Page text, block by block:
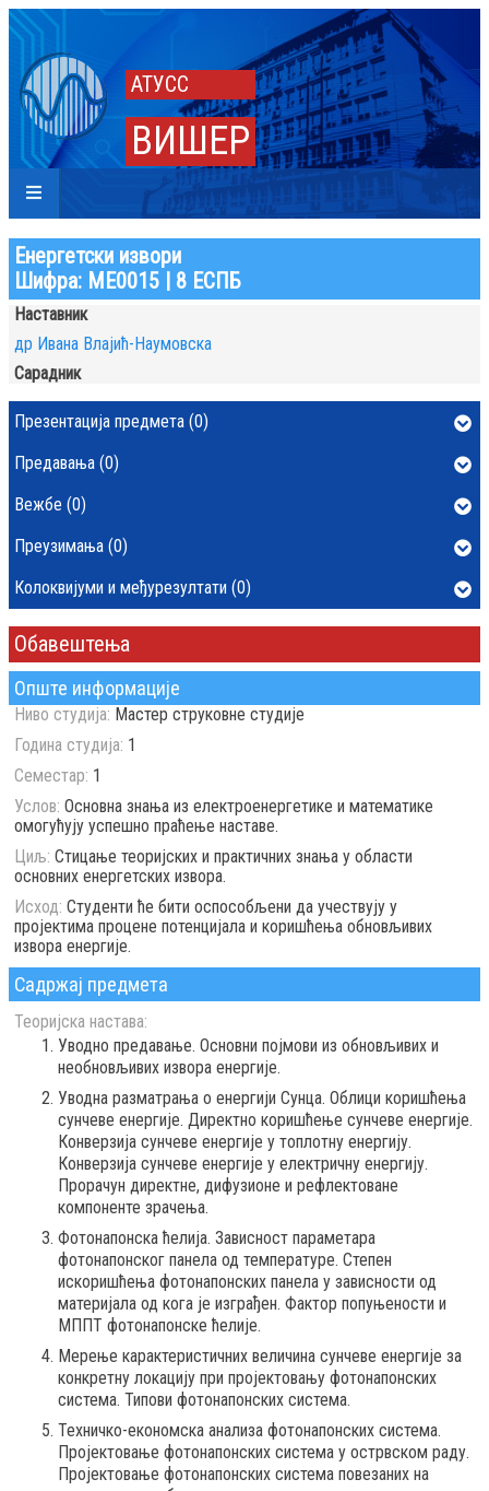
АТУСС
ВИШЕР
Енергетски извори
Шифра: МЕ0015 | 8 ЕСПБ
Опште информације
Ниво студија: Мастер струковне студије
Година студија: 1
Семестар: 1
Услов: Основна знања из електроенергетике и математике
омогућују успешно праћење наставе.
Циљ: Стицање теоријских и практичних знања у области
основних енергетских извора.
Исход: Студенти ће бити оспособљени да учествују у
пројектима процене потенцијала и коришћења обновљивих
извора енергије.
Садржај предмета
Теоријска настава:
Уводнo предавање. Основни појмови из обновљивих и
необновљивих извора енергије.
Уводна разматрања о енергији Сунца. Облици коришћења
сунчеве енергије. Директно коришћење сунчеве енергије.
Конверзија сунчеве енергије у топлотну енергију.
Конверзија сунчеве енергије у електричну енергију.
Прорачун директне, дифузионе и рефлектоване
компоненте зрачења.
Фотонапонска ћелија. Зависност параметара
фотонапонског панела од температуре. Степен
искоришћења фотонапонских панела у зависности од
материјала од кога је изграђен. Фактор попуњености и
МППТ фотонапонске ћелије.
Мерење карактеристичних величина сунчеве енергије за
конкретну локацију при пројектовању фотонапонских
система. Типови фотонапонских система.
Техничко-економска анализа фотонапонских система.
Пројектовање фотонапонских система у острвском раду.
Пројектовање фотонапонских система повезаних на
Наставник
др Ивана Влајић-Наумовска
Сарадник
Презентација предмета (0)
Предавања (0)
Вежбе (0)
Преузимања (0)
Колоквијуми и међурезултати (0)
Обавештења